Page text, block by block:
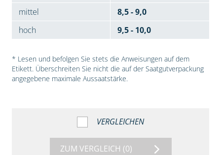
mittel
8,5 - 9,0
hoch
9,5 - 10,0
* Lesen und befolgen Sie stets die Anweisungen auf dem
Etikett. Überschreiten Sie nicht die auf der Saatgutverpackung
angegebene maximale Aussaatstärke.
VERGLEICHEN
ZUM VERGLEICH (0)